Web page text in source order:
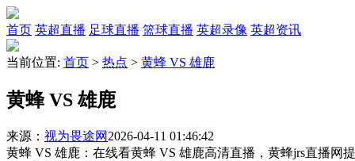
首页 英超直播 足球直播 篮球直播 英超录像 英超资讯
当前位置: 首页 > 热点 > 黄蜂 VS 雄鹿
黄蜂 VS 雄鹿
来源： 视为畏途网 2026-04-11 01:46:42
黄蜂 VS 雄鹿：在线看黄蜂 VS 雄鹿高清直播，黄蜂jrs直播网